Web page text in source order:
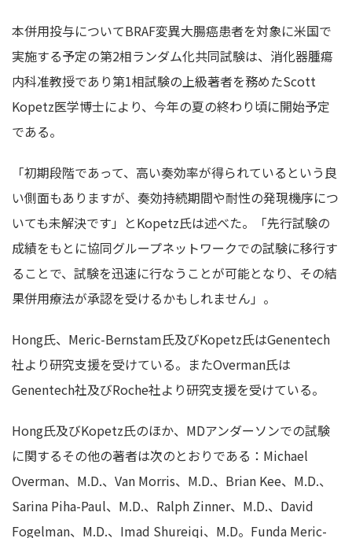
本併用投与についてBRAF変異大腸癌患者を対象に米国で
実施する予定の第2相ランダム化共同試験は、消化器腫瘍
内科准教授であり第1相試験の上級著者を務めたScott
Kopetz医学博士により、今年の夏の終わり頃に開始予定
である。
「初期段階であって、高い奏効率が得られているという良
い側面もありますが、奏効持続期間や耐性の発現機序につ
いても未解決です」とKopetz氏は述べた。「先行試験の
成績をもとに協同グループネットワークでの試験に移行す
ることで、試験を迅速に行なうことが可能となり、その結
果併用療法が承認を受けるかもしれません」。
Hong氏、Meric-Bernstam氏及びKopetz氏はGenentech
社より研究支援を受けている。またOverman氏は
Genentech社及びRoche社より研究支援を受けている。
Hong氏及びKopetz氏のほか、MDアンダーソンでの試験
に関するその他の著者は次のとおりである：Michael
Overman、M.D.、Van Morris、M.D.、Brian Kee、M.D.、
Sarina Piha-Paul、M.D.、Ralph Zinner、M.D.、David
Fogelman、M.D.、Imad Shureiqi、M.D。Funda Meric-